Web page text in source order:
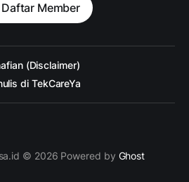
Daftar Member
(Disclaimer)
di TekCareYa
© 2026 Powered by Ghost